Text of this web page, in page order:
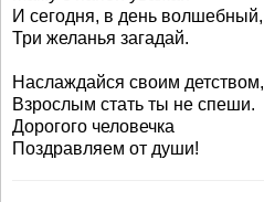
И сегодня, в день волшебный,
Три желанья загадай.
Наслаждайся своим детством,
Взрослым стать ты не спеши.
Дорогого человечка
Поздравляем от души!